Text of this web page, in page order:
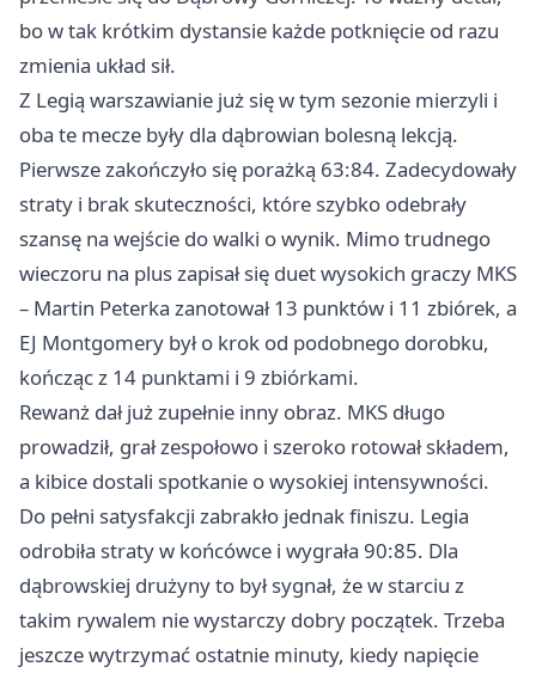
bo w tak krótkim dystansie każde potknięcie od razu
zmienia układ sił.
Z Legią warszawianie już się w tym sezonie mierzyli i
oba te mecze były dla dąbrowian bolesną lekcją.
Pierwsze zakończyło się porażką 63:84. Zadecydowały
straty i brak skuteczności, które szybko odebrały
szansę na wejście do walki o wynik. Mimo trudnego
wieczoru na plus zapisał się duet wysokich graczy MKS
– Martin Peterka zanotował 13 punktów i 11 zbiórek, a
EJ Montgomery był o krok od podobnego dorobku,
kończąc z 14 punktami i 9 zbiórkami.
Rewanż dał już zupełnie inny obraz. MKS długo
prowadził, grał zespołowo i szeroko rotował składem,
a kibice dostali spotkanie o wysokiej intensywności.
Do pełni satysfakcji zabrakło jednak finiszu. Legia
odrobiła straty w końcówce i wygrała 90:85. Dla
dąbrowskiej drużyny to był sygnał, że w starciu z
takim rywalem nie wystarczy dobry początek. Trzeba
jeszcze wytrzymać ostatnie minuty, kiedy napięcie